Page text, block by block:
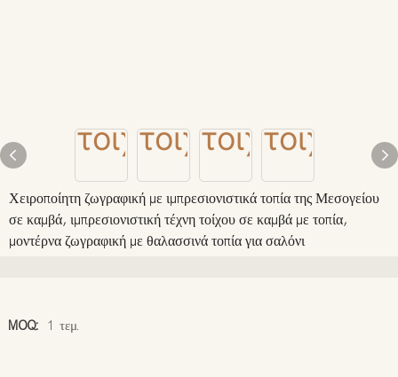
Χειροποίητη ζωγραφική με ιμπρεσιονιστικά τοπία της Μεσογείου
σε καμβά, ιμπρεσιονιστική τέχνη τοίχου σε καμβά με τοπία,
μοντέρνα ζωγραφική με θαλασσινά τοπία για σαλόνι
MOQ: 1 τεμ.